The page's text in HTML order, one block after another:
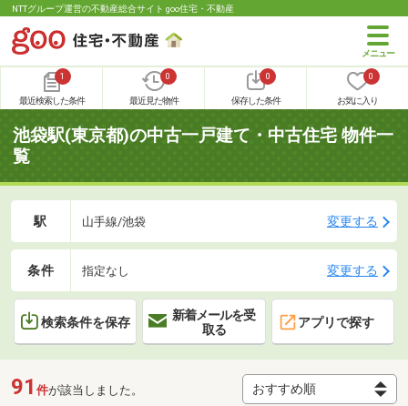
NTTグループ運営の不動産総合サイト goo住宅・不動産
1
最近検索した条件
0
最近見た物件
0
保存した条件
0
お気に入り
池袋駅(東京都)の中古一戸建て・中古住宅 物件一
覧
駅 山手線/池袋 変更する
条件 指定なし 変更する
検索条件を保存
新着メールを受
取る
アプリで探す
91 件が該当しました。